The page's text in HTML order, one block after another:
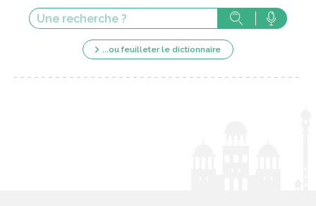
...ou feuilleter le dictionnaire